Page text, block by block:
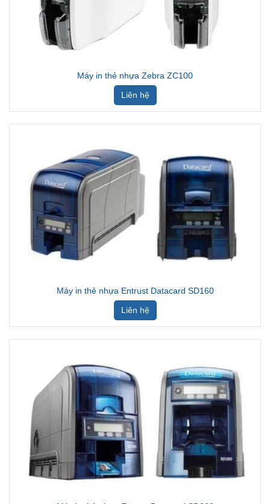
Máy in thẻ nhựa Zebra ZC100
Liên hệ
Máy in thẻ nhựa Entrust Datacard SD160
Liên hệ